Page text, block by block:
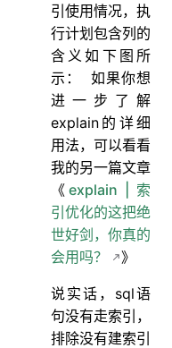
引使用情况，执
行计划包含列的
含义如下图所
示：
如果你想
进一步了解
explain的详细
用法，可以看看
我的另一篇文章
《 explain | 索
引优化的这把绝
世好剑，你真的
会用吗？
》
说实话，sql语
句没有走索引，
排除没有建索引